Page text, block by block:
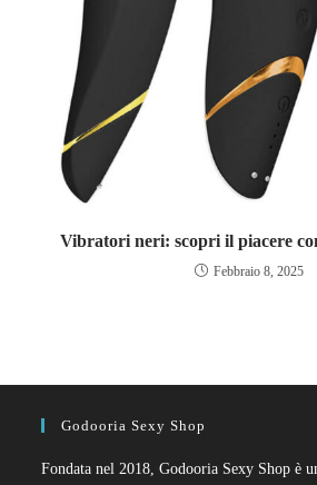
Vibratori neri: scopri il piacere
Febbraio 8, 2025
Godooria Sexy Shop
Fondata nel 2018, Godooria Sexy Shop è